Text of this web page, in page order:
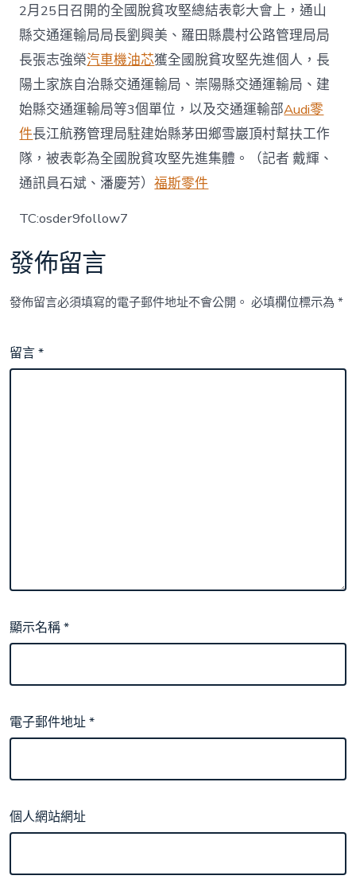
2月25日召開的全國脫貧攻堅總結表彰大會上，通山
縣交通運輸局局長劉興美、羅田縣農村公路管理局局
長張志強榮汽車機油芯獲全國脫貧攻堅先進個人，長
陽土家族自治縣交通運輸局、崇陽縣交通運輸局、建
始縣交通運輸局等3個單位，以及交通運輸部Audi零
件長江航務管理局駐建始縣茅田鄉雪巖頂村幫扶工作
隊，被表彰為全國脫貧攻堅先進集體。（記者 戴輝、
通訊員石斌、潘慶芳）福斯零件
TC:osder9follow7
發佈留言
發佈留言必須填寫的電子郵件地址不會公開。 必填欄位標示為*
留言*
顯示名稱*
電子郵件地址*
個人網站網址